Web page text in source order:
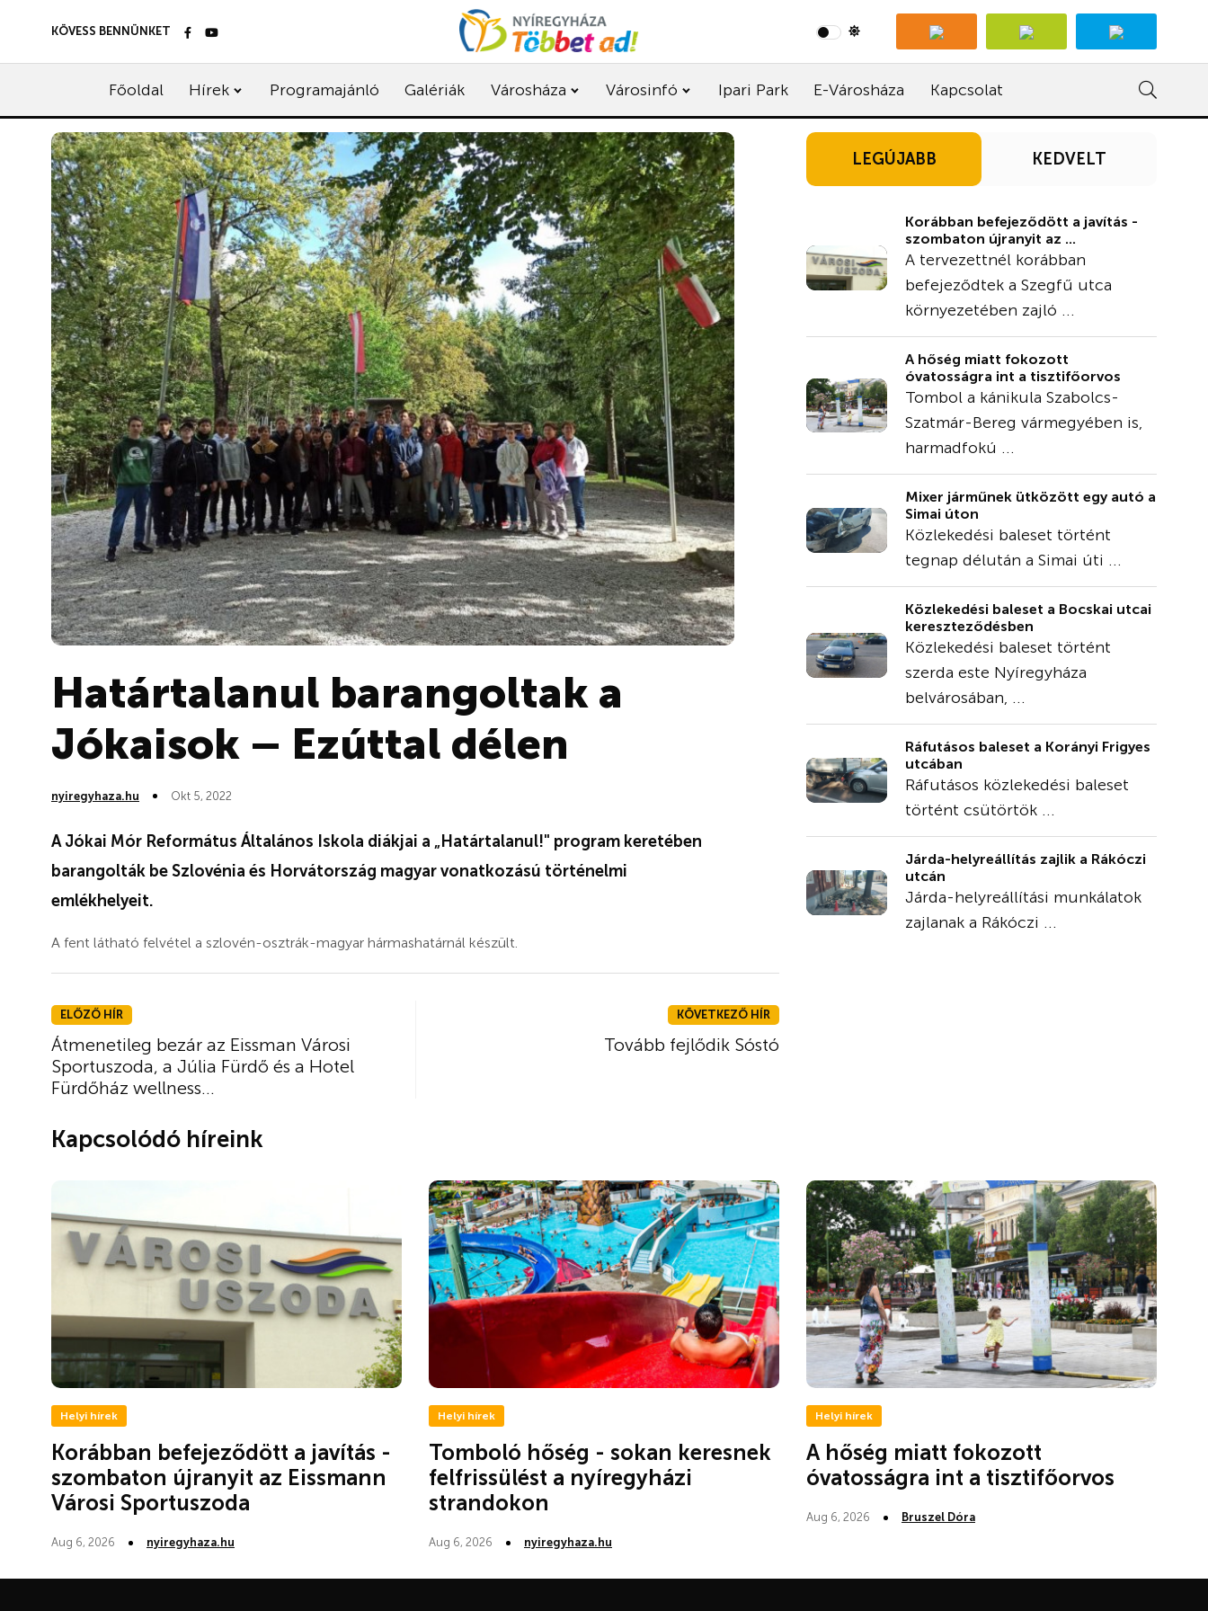
KÖVESS BENNÜNKET
Főoldal Hírek Programajánló Galériák Városháza Városinfó Ipari Park E-Városháza Kapcsolat
Határtalanul barangoltak a
Jókaisok – Ezúttal délen
nyiregyhaza.hu Okt 5, 2022
A Jókai Mór Református Általános Iskola diákjai a „Határtalanul!" program keretében
barangolták be Szlovénia és Horvátország magyar vonatkozású történelmi
emlékhelyeit.
A fent látható felvétel a szlovén-osztrák-magyar hármashatárnál készült.
ELŐZŐ HÍR
Átmenetileg bezár az Eissman Városi
Sportuszoda, a Júlia Fürdő és a Hotel
Fürdőház wellness...
KÖVETKEZŐ HÍR
Tovább fejlődik Sóstó
LEGÚJABB KEDVELT
Korábban befejeződött a javítás -
szombaton újranyit az ...
A tervezettnél korábban
befejeződtek a Szegfű utca
környezetében zajló ...
A hőség miatt fokozott
óvatosságra int a tisztifőorvos
Tombol a kánikula Szabolcs-
Szatmár-Bereg vármegyében is,
harmadfokú ...
Mixer járműnek ütközött egy autó a
Simai úton
Közlekedési baleset történt
tegnap délután a Simai úti ...
Közlekedési baleset a Bocskai utcai
kereszteződésben
Közlekedési baleset történt
szerda este Nyíregyháza
belvárosában, ...
Ráfutásos baleset a Korányi Frigyes
utcában
Ráfutásos közlekedési baleset
történt csütörtök ...
Járda-helyreállítás zajlik a Rákóczi
utcán
Járda-helyreállítási munkálatok
zajlanak a Rákóczi ...
Kapcsolódó híreink
Helyi hírek
Korábban befejeződött a javítás -
szombaton újranyit az Eissmann
Városi Sportuszoda
Aug 6, 2026 nyiregyhaza.hu
Helyi hírek
Tomboló hőség - sokan keresnek
felfrissülést a nyíregyházi
strandokon
Aug 6, 2026 nyiregyhaza.hu
Helyi hírek
A hőség miatt fokozott
óvatosságra int a tisztifőorvos
Aug 6, 2026 Bruszel Dóra